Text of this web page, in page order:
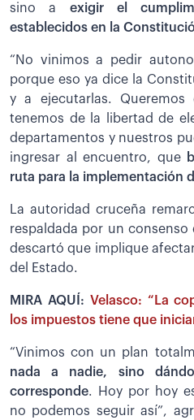
sino a exigir el
establecidos en la
“No vinimos a pedir
porque eso ya dice la
y a ejecutarlas.
tenemos de la libertad de
departamentos y nuestros
ingresar al encuentro, que
ruta para la implementación
La autoridad cruceña
respaldada por un
descartó que implique
del Estado.
MIRA AQUÍ: Velasco: “La
los impuestos tiene que
“Vinimos con un plan
nada a nadie, sino
corresponde. Hoy por hoy
no podemos seguir así”,